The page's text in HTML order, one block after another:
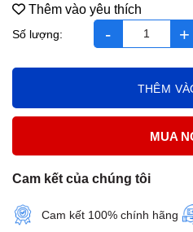
Teen derm gel tuýp 150ml -
THÊM
MUA
Cam kết của chúng tôi
Cam kết 100% chính hãng
Thêm vào yêu thích